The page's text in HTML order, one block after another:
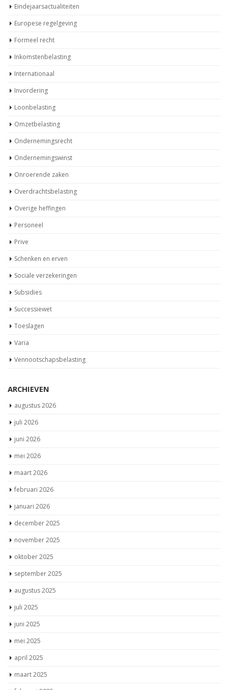
Corona update
Dividendbelasting
Douane en Accijnzen
Eindejaarsactualiteiten
Europese regelgeving
Formeel recht
Inkomstenbelasting
Internationaal
Invordering
Loonbelasting
Omzetbelasting
Ondernemingsrecht
Ondernemingswinst
Onroerende zaken
Overdrachtsbelasting
Overige heffingen
Personeel
Prive
Schenken en erven
Sociale verzekeringen
Subsidies
Successiewet
ARCHIEVEN
augustus 2026
juli 2026
juni 2026
mei 2026
maart 2026
februari 2026
januari 2026
december 2025
november 2025
oktober 2025
september 2025
augustus 2025
juli 2025
juni 2025